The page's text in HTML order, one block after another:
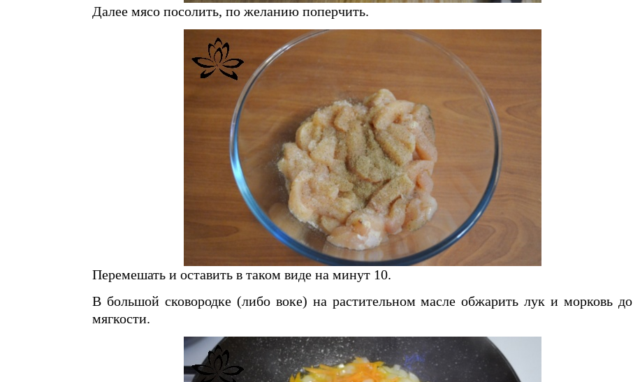
Далее мясо посолить, по желанию поперчить.
Перемешать и оставить в таком виде на минут 10.
В большой сковородке (либо воке) на растительном масле обжарить лук и морковь до
мягкости.